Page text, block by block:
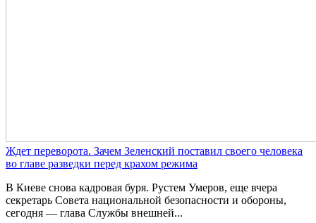
Ждет переворота. Зачем Зеленский поставил своего человека
во главе разведки перед крахом режима
В Киеве снова кадровая буря. Рустем Умеров, еще вчера
секретарь Совета национальной безопасности и обороны,
сегодня — глава Службы внешней...